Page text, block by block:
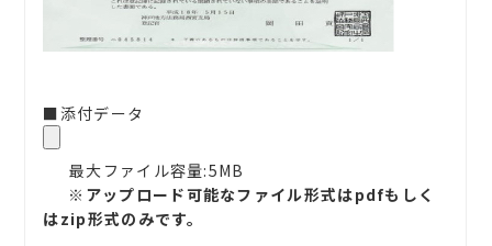
■添付データ
最大ファイル容量:5MB
※アップロード可能なファイル形式はpdfもしく
はzip形式のみです。